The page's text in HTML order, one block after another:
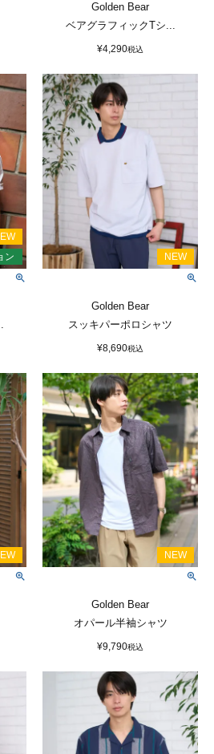
Golden Bear
ベアグラフィックTシ...
¥4,290税込
Golden Bear
スッキパーポロシャツ
¥8,690税込
Golden Bear
オパール半袖シャツ
¥9,790税込